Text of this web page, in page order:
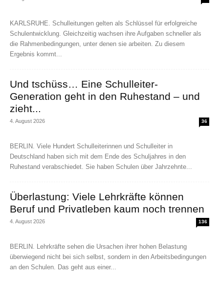
KARLSRUHE. Schulleitungen gelten als Schlüssel für erfolgreiche
Schulentwicklung. Gleichzeitig wachsen ihre Aufgaben schneller als
die Rahmenbedingungen, unter denen sie arbeiten. Zu diesem
Ergebnis kommt...
Und tschüss… Eine Schulleiter-
Generation geht in den Ruhestand – und
zieht...
4. August 2026 36
BERLIN. Viele Hundert Schulleiterinnen und Schulleiter in
Deutschland haben sich mit dem Ende des Schuljahres in den
Ruhestand verabschiedet. Sie haben Schulen über Jahrzehnte...
Überlastung: Viele Lehrkräfte können
Beruf und Privatleben kaum noch trennen
4. August 2026 136
BERLIN. Lehrkräfte sehen die Ursachen ihrer hohen Belastung
überwiegend nicht bei sich selbst, sondern in den Arbeitsbedingungen
an den Schulen. Das geht aus einer...